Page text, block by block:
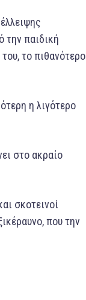
την παιδική
το πιθανότερο
η λιγότερο
στο ακραίο
σκοτεινοί
που την